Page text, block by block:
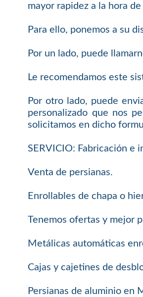
mayor rapidez a la hora
Para ello, ponemos a su
Por un lado, puede
Le recomendamos este
Por otro lado, puede
personalizado que nos
solicitamos en dicho
SERVICIO: Fabricación e
Venta de persianas.
Enrollables de chapa o
Tenemos ofertas y mejor
Metálicas automáticas
Cajas y cajetines de
Persianas de aluminio en